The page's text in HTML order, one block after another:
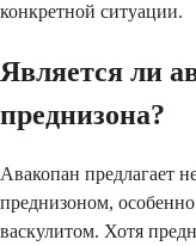
конкретной ситуации.
Является ли
преднизона?
Авакопан предлагает
преднизоном,
васкулитом. Хотя